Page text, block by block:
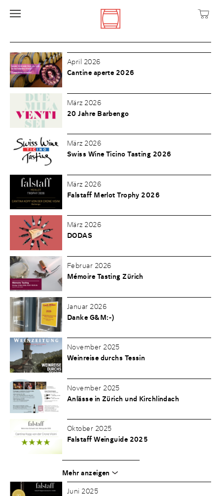
April 2026
Cantine aperte 2026
März 2026
20 Jahre Barbengo
März 2026
Swiss Wine Ticino Tasting 2026
März 2026
Falstaff Merlot Trophy 2026
März 2026
DODAS
Februar 2026
Mémoire Tasting Zürich
Januar 2026
Danke G&M:-)
November 2025
Weinreise durchs Tessin
November 2025
Anlässe in Zürich und Kirchlindach
Oktober 2025
Falstaff Weinguide 2025
Mehr anzeigen
Juni 2025